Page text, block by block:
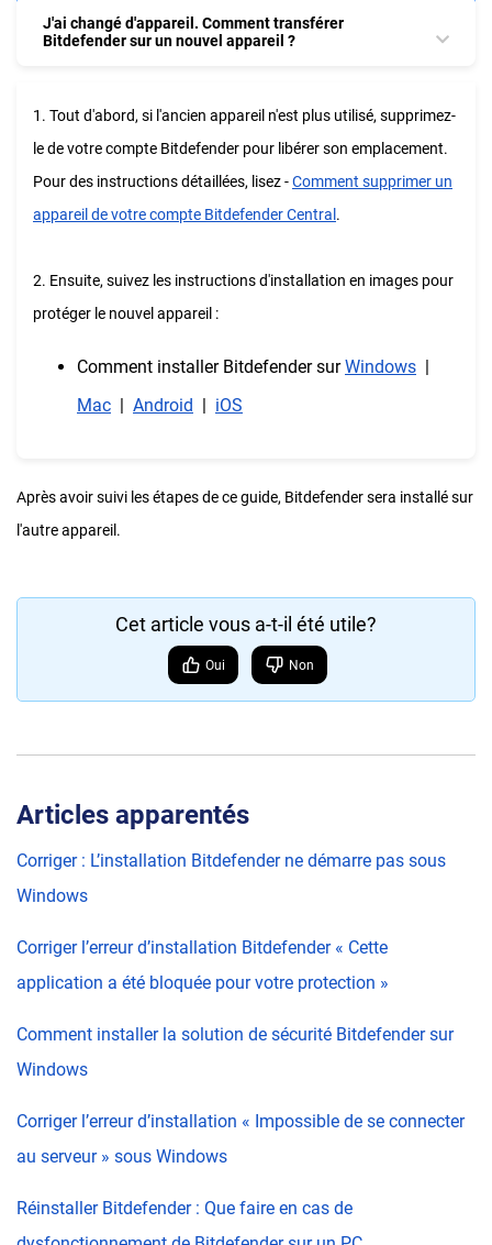
J'ai changé d'appareil. Comment transférer
Bitdefender sur un nouvel appareil ?
1. Tout d'abord, si l'ancien appareil n'est plus utilisé, supprimez-
le de votre compte Bitdefender pour libérer son emplacement.
Pour des instructions détaillées, lisez -Comment supprimer un
appareil de votre compte Bitdefender Central .
2. Ensuite, suivez les instructions d'installation en images pour
protéger le nouvel appareil :
Comment installer Bitdefender surWindows
Mac
Android iOS
Après avoir suivi les étapes de ce guide, Bitdefender sera installé sur
l'autre appareil.
Cet article vous a-t-il été utile?
Oui Non
Articles apparentés
Corriger : L’installation Bitdefender ne démarre pas sous
Windows
Corriger l’erreur d’installation Bitdefender « Cette
application a été bloquée pour votre protection »
Comment installer la solution de sécurité Bitdefender sur
Windows
Corriger l’erreur d’installation « Impossible de se connecter
au serveur » sous Windows
Réinstaller Bitdefender : Que faire en cas de